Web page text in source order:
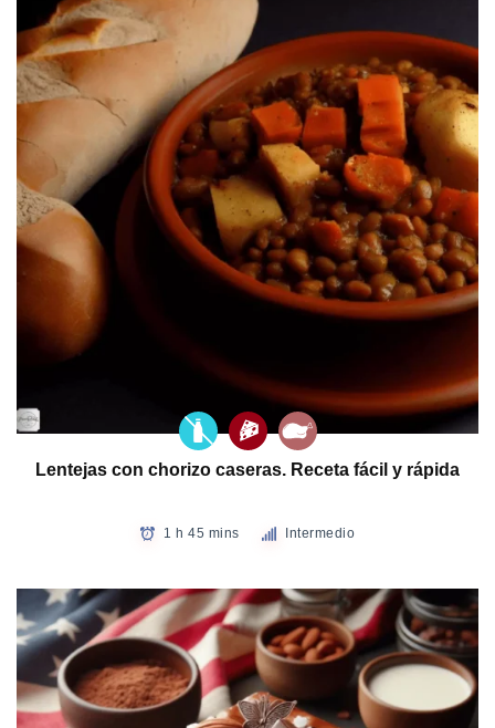
Lentejas con chorizo caseras. Receta fácil y rápida
1 h 45 mins Intermedio